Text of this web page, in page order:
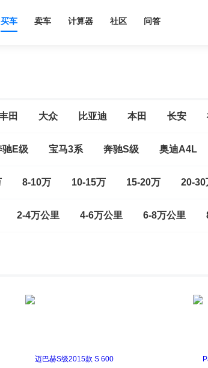
买车 卖车 计算器 社区 问答
田 大众 比亚迪 本田 长安
驰E级 宝马3系 奔驰S级 奥迪A4L
8-10万 10-15万 15-20万 20-30
2-4万公里 4-6万公里 6-8万公里